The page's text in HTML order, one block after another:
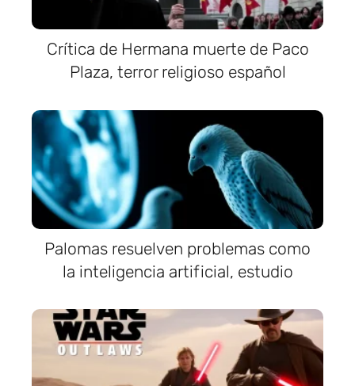
Crítica de Hermana muerte de Paco
Plaza, terror religioso español
Palomas resuelven problemas como
la inteligencia artificial, estudio